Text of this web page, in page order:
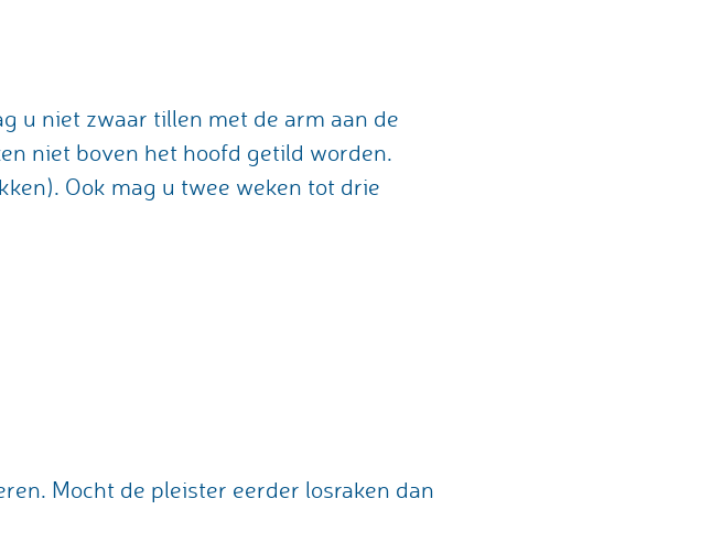
u niet zwaar tillen met de arm aan de
niet boven het hoofd getild worden.
Ook mag u twee weken tot drie
Mocht de pleister eerder losraken dan